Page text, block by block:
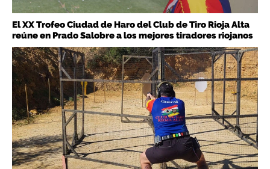
El XX Trofeo Ciudad de Haro del Club de Tiro Rioja Alta
reúne en Prado Salobre a los mejores tiradores riojanos